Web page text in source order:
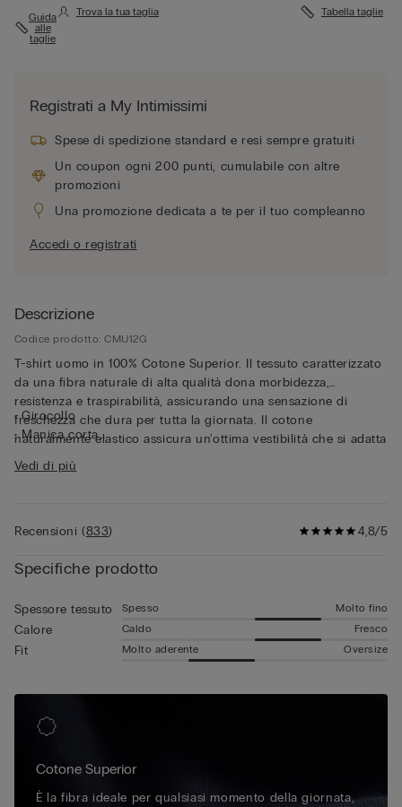
Guida
alle
taglie
Trova la tua taglia Tabella taglie
Registrati a My Intimissimi
Spese di spedizione standard e resi sempre gratuiti
Un coupon ogni 200 punti, cumulabile con altre
promozioni
Una promozione dedicata a te per il tuo compleanno
Accedi o registrati
Descrizione
Codice prodotto: CMU12G
T-shirt uomo in 100% Cotone Superior. Il tessuto caratterizzato
da una fibra naturale di alta qualità dona morbidezza,
resistenza e traspirabilità, assicurando una sensazione di
freschezza che dura per tutta la giornata. Il cotone
naturalmente elastico assicura un'ottima vestibilità che si adatta
perfettamente alle forme del corpo, garantendo costante
libertà nei movimenti. Questa maglia a maniche corte in cotone
• Girocollo
• Manica corta
• Il modello è alto 185 cm e indossa la taglia L
Vedi di più
4,8/5
Recensioni(833)
Specifiche prodotto
Spessore tessuto Spesso Molto fino
Calore Caldo Fresco
Fit Molto aderente Oversize
Cotone Superior
È la fibra ideale per qualsiasi momento della giornata,